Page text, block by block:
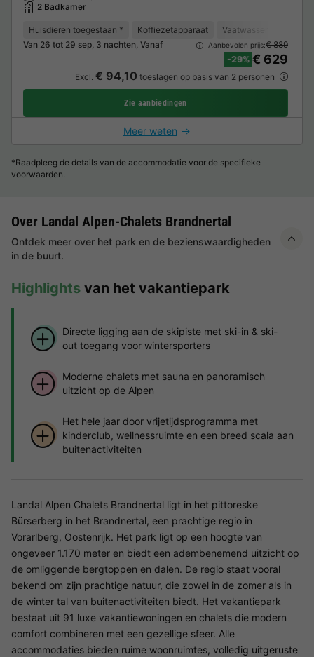
2 Badkamer
Huisdieren toegestaan * Koffiezetapparaat Vaatwasser
Van 26 tot 29 sep, 3 nachten, Vanaf
Aanbevolen prijs:€ 889
-29% € 629
Excl. € 94,10 toeslagen op basis van 2 personen
Zie aanbiedingen
Meer weten
*Raadpleeg de details van de accommodatie voor de specifieke
voorwaarden.
Over Landal Alpen-Chalets Brandnertal
Ontdek meer over het park en de bezienswaardigheden
in de buurt.
Highlights van het vakantiepark
Directe ligging aan de skipiste met ski-in & ski-
out toegang voor wintersporters
Moderne chalets met sauna en panoramisch
uitzicht op de Alpen
Het hele jaar door vrijetijdsprogramma met
kinderclub, wellnessruimte en een breed scala aan
buitenactiviteiten
Landal Alpen Chalets Brandnertal ligt in het pittoreske
Bürserberg in het Brandnertal, een prachtige regio in
Vorarlberg, Oostenrijk. Het park ligt op een hoogte van
ongeveer 1.170 meter en biedt een adembenemend uitzicht op
de omliggende bergtoppen en dalen. De regio staat vooral
bekend om zijn prachtige natuur, die zowel in de zomer als in
de winter tal van buitenactiviteiten biedt. Het vakantiepark
bestaat uit 91 luxe vakantiewoningen en chalets die modern
comfort combineren met een gezellige sfeer. Alle
accommodaties bieden ruime woonruimtes, volledig uitgeruste